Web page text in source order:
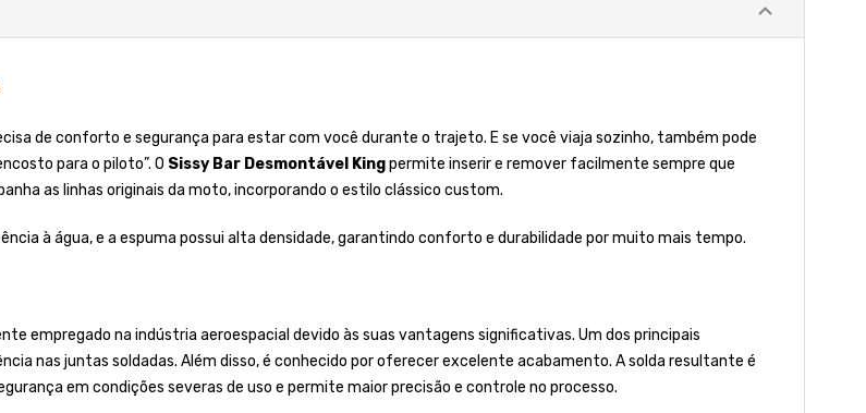
de conforto e segurança para estar com você durante o trajeto. E se você viaja sozinho, também pode
para o piloto”. O Sissy Bar Desmontável Kingpermite inserir e remover facilmente sempre que
as linhas originais da moto, incorporando o estilo clássico custom.
à água, e a espuma possui alta densidade, garantindo conforto e durabilidade por muito mais tempo.
empregado na indústria aeroespacial devido às suas vantagens significativas. Um dos principais
nas juntas soldadas. Além disso, é conhecido por oferecer excelente acabamento. A solda resultante é
em condições severas de uso e permite maior precisão e controle no processo.